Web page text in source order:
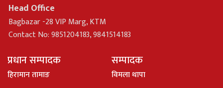
Head Office
Bagbazar -28 VIP Marg, KTM
Contact No: 9851204183, 9841514183
प्रधान सम्पादक
हिरामान तामाङ
सम्पादक
विमला थापा